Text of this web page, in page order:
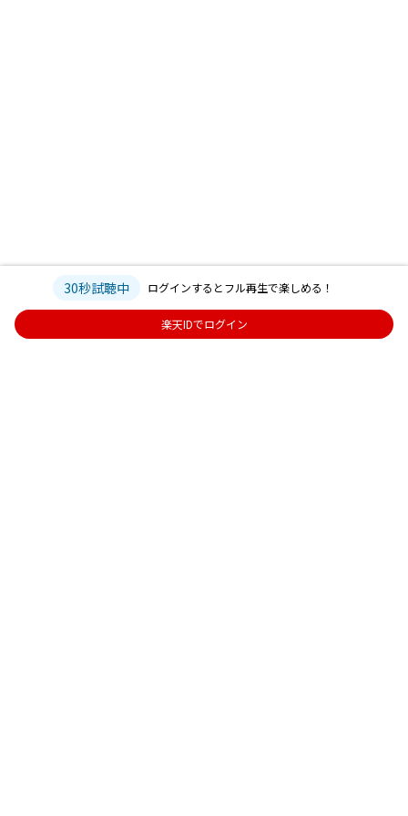
30秒試聴中 ログインするとフル再生で楽しめる！
楽天IDでログイン